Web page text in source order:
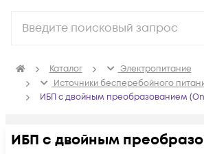
Каталог
Электропитание
Источники бесперебойного
ИБП с двойным преобразованием
ИБП с двойным